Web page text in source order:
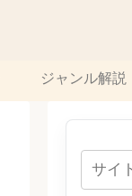
ジャンル解説